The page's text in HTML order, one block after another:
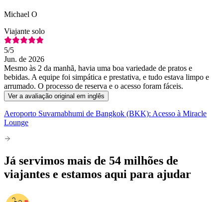
Michael O
Viajante solo
5/5
Jun. de 2026
Mesmo às 2 da manhã, havia uma boa variedade de pratos e
bebidas. A equipe foi simpática e prestativa, e tudo estava limpo e
arrumado. O processo de reserva e o acesso foram fáceis.
Ver a avaliação original em inglês
Aeroporto Suvarnabhumi de Bangkok (BKK): Acesso à Miracle
Lounge
Já servimos mais de 54 milhões de
viajantes e estamos aqui para ajudar